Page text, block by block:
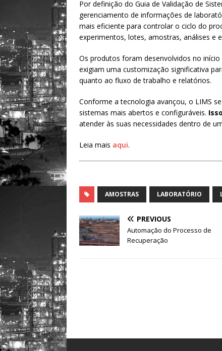
Por definição do Guia de Validação de
gerenciamento de informações de
mais eficiente para controlar o ciclo do
experimentos, lotes, amostras, análises e
Os produtos foram desenvolvidos no
exigiam uma customização significativa
quanto ao fluxo de trabalho e relatórios.
Conforme a tecnologia avançou, o LIMS
sistemas mais abertos e configuráveis.
atender às suas necessidades dentro de
Leia mais aqui.
AMOSTRAS LABORATÓRIO
PREVIOUS
Automação do Processo de
Recuperação